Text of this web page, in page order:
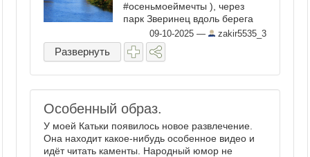
#осеньмоеймечты ), через
парк Зверинец вдоль берега
реки Ижоры - в п. Мыза-
Ивановку. Там, на левом
берегу реки Ижоры ,
09-10-2025 — zakir5535_3
Развернуть
Особенный образ.
У моей Катьки появилось новое развлечение.
Она находит какое-нибудь особенное видео и
идёт читать каменты. Народный юмор не